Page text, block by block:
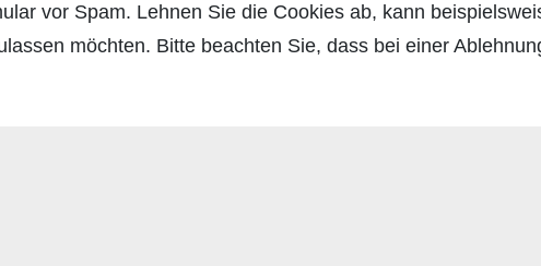
vor Spam. Lehnen Sie die Cookies ab, kann
möchten. Bitte beachten Sie, dass bei einer